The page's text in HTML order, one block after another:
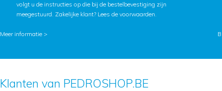
volgt u de instructies op die bij de bestelbevestiging zijn
meegestuurd. Zakelijke klant? Lees de voorwaarden.
Meer informatie >
Klanten van PEDROSHOP.BE